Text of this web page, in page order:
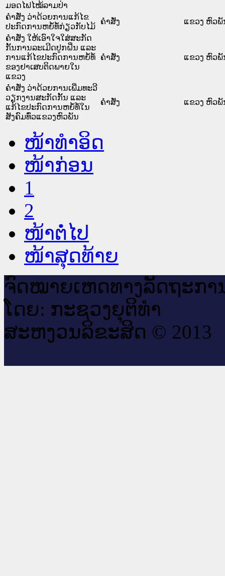
ມອດໄຟໄໝ້ລາມປ່າ
ຄຳສັ່ງ ວ່າດ້ວຍການແກ້ໄຂ
ປະກົດການຫຍໍ້ທໍ້ກ່ຽວກັບໄມ້
ຄໍາສັ່ງ
ແຂວງ ຫົວພັ
ຄຳສັ່ງ ໃຫ້ເອົາໃຈໃສ່ສະກັດ
ກັ້ນການລະເມີດປູກຝິ່ນ ແລະ
ການແກ້ໄຂປະກົດການຫຍໍ້ທໍ້
ຂອງຢາເສບຕິດພາຍໃນ
ແຂວງ
ຄໍາສັ່ງ ແຂວງ ຫົວພັ
ຄຳສັ່ງ ວ່າດ້ວຍການເພີ່ມທະວີ
ວຽກງານສະກັດກັ້ນ ແລະ
ແກ້ໄຂປະກົດການຫຍໍ້ທໍ້ໃນ
ສັງຄົມທົ່ວແຂວງຫົວພັນ
ຄໍາສັ່ງ ແຂວງ ຫົວພັ
ໜ້າທໍາອິດ
ໜ້າກ່ອນ
1
2
ໜ້າຕໍ່ໄປ
ໜ້າສຸດທ້າຍ
ຈົດ​ໝາຍ​ເຫດ​ທາງ​ລັດ​ຖະ​ກາ
ໂດຍ: ກະ​ຊວງຍຸ​ຕິ​ທຳ
ສະ​ຫງວນ​ລິ​ຂະ​ສິດ © 2013